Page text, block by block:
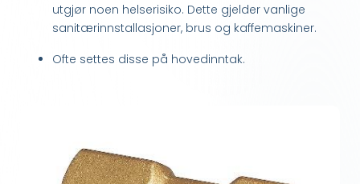
utgjør noen helserisiko. Dette gjelder vanlige
sanitærinnstallasjoner, brus og kaffemaskiner.
Ofte settes disse på hovedinntak.